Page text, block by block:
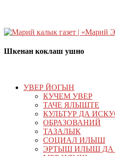
Шкенан коклаш ушно
УВЕР ЙОГЫН
КУЧЕМ УВЕР
ТАЧЕ ЯЛЫШТЕ
КУЛЬТУР ДА
ОБРАЗОВАНИЙ
ТАЗАЛЫК
СОЦИАЛ ИЛЫШ
ЭРТЫШ ИЛЫШ ДА